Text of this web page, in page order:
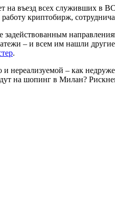
на въезд всех служивших
криптобирж,
– и всем им нашли
.
нереализуемой – как
на шопинг в Милан?